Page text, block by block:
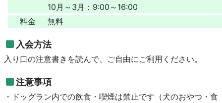
10月～3月：9:00～16:00
料金
無料
入会方法
入り口の注意書きを読んで、ご自由にご利用ください。
注意事項
・ドッグラン内での飲食・喫煙は禁止です（犬のおやつ・食